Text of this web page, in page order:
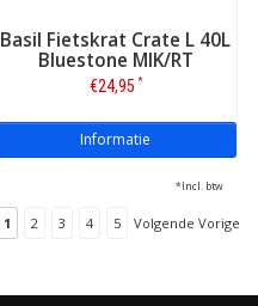
Basil Fietskrat Crate L 40L
Bluestone MIK/RT
€24,95 *
Informatie
*Incl. btw
1 2 3 4 5 Volgende Vorige